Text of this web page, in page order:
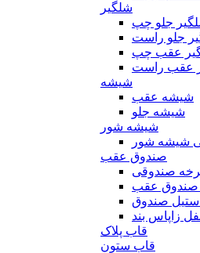
شلگیر
جلو چپ
جلو راست
عقب چپ
عقب راست
شیشه
شیشه عقب
شیشه جلو
شیشه شور
شیشه شور
صندوق عقب
صندوقی
عقب
صندوق
زاپاس بند
قاب پلاک
قاب ستون